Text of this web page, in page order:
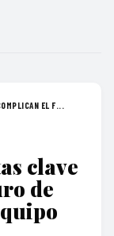
EL F...
clave
de